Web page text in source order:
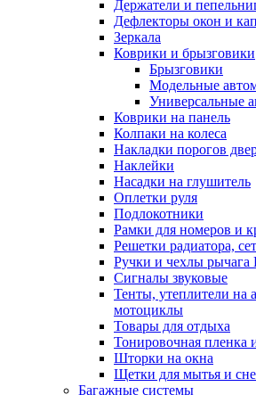
Держатели и
Дефлекторы окон и
Зеркала
Коврики и брызговики
Брызговики
Модельные
Универсальные
Коврики на панель
Колпаки на колеса
Накладки порогов
Наклейки
Насадки на глушитель
Оплетки руля
Подлокотники
Рамки для номеров и
Решетки радиатора,
Ручки и чехлы
Сигналы звуковые
Тенты, утеплители на
мотоциклы
Товары для отдыха
Тонировочная пленка
Шторки на окна
Щетки для мытья и
Багажные системы